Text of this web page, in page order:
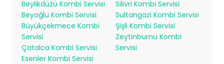
Beylikdüzü Kombi Servisi
Beyoğlu Kombi Servisi
Büyükçekmece Kombi
Servisi
Çatalca Kombi Servisi
Esenler Kombi Servisi
Silivri Kombi Servisi
Sultangazi Kombi Servisi
Şişli Kombi Servisi
Zeytinburnu Kombi
Servisi